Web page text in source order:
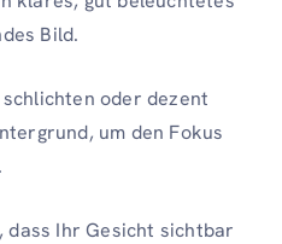
Bild.
oder dezent
um den Fokus
dass Ihr Gesicht sichtbar